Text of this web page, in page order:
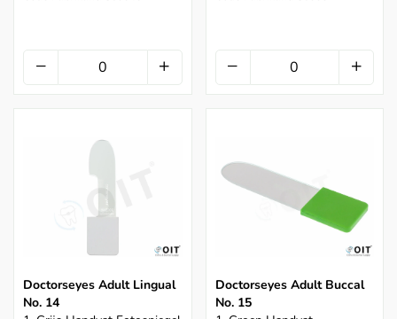
Doctorseyes Adult Lingual
No. 14
Doctorseyes Adult Buccal
No. 15